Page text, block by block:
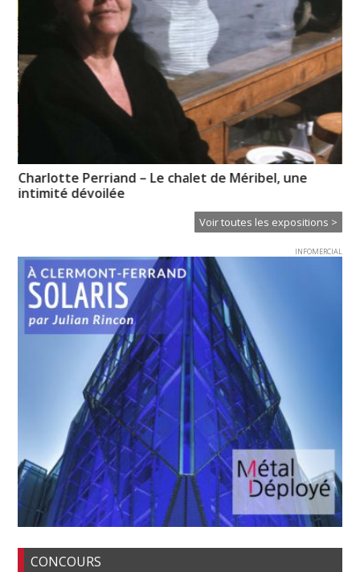
Charlotte Perriand – Le chalet de Méribel, une
intimité dévoilée
Voir toutes les expositions >
INFOMERCIAL
CONCOURS